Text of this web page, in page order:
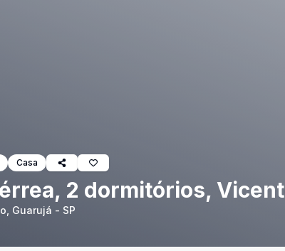
Casa
2 dormitórios,
Guarujá - SP